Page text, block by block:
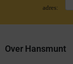
adres:
Over Hansmunt